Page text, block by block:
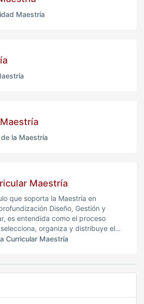
Maestría
la Maestría
Maestría
que soporta la Maestría en
Diseño, Gestión y
es entendida como el proceso
organiza y distribuye el
considera válido para alcanzar el
Curricular Maestría